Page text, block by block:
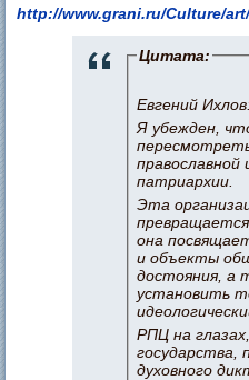
http://www.grani.ru/Culture/
Цитата:
Евгений
Я убежден,
православной
патриархии.
Эта
превращается
она
и объекты
достояния, а
установить
РПЦ на
государства,
духовного